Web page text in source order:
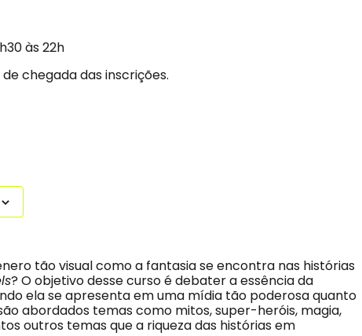
às 22h
chegada das inscrições.
tão visual como a fantasia se encontra nas histórias
? O objetivo desse curso é debater a essência da
ela se apresenta em uma mídia tão poderosa quanto
abordados temas como mitos, super-heróis, magia,
outros temas que a riqueza das histórias em